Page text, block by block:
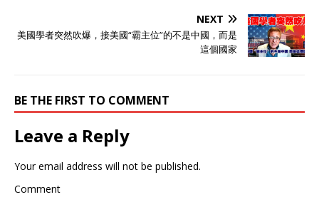
NEXT
美國學者突然吹爆，接美國“霸主位”的不是中國，而是
這個國家
BE THE FIRST TO COMMENT
Leave a Reply
Your email address will not be published.
Comment